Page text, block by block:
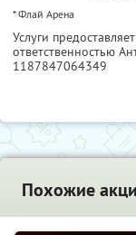
* Флай Арена
Услуги
ответственностью
1187847064349
Похожие